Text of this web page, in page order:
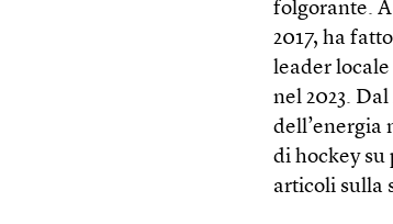
folgorante.
2017, ha
leader
nel 2023.
dell’energia
di hockey su
articoli sulla